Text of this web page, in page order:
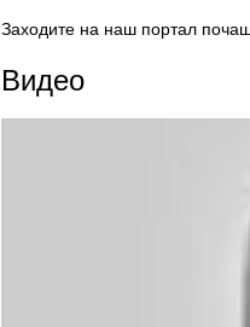
Заходите на наш портал
Видео